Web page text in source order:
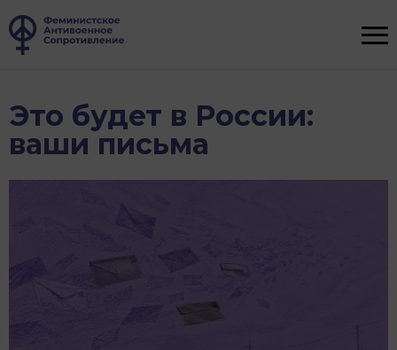
Это будет в России:
ваши письма